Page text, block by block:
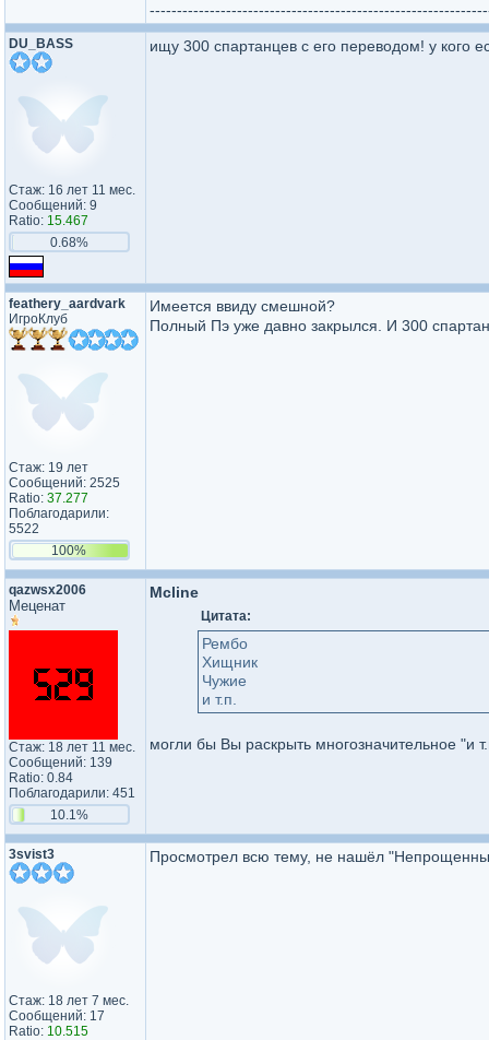
DU_BASS
Стаж: 16 лет 11 мес.
Сообщений: 9
Ratio: 15.467
0.68%
ищу 300 спартанцев с его переводом! у кого
feathery_​aardvark​
ИгроКлуб
Стаж: 19 лет
Сообщений: 2525
Ratio: 37.277
Поблагодарили:
5522
100%
Имеется ввиду смешной?
Полный Пэ уже давно закрылся. И 300
qazwsx2006
Меценат
Стаж: 18 лет 11 мес.
Сообщений: 139
Ratio: 0.84
Поблагодарили: 451
10.1%
Mcline
Цитата:
Рембо
Хищник
Чужие
и т.п.
могли бы Вы раскрыть многозначительное "и
3svist3
Стаж: 18 лет 7 мес.
Сообщений: 17
Ratio: 10.515
Просмотрел всю тему, не нашёл